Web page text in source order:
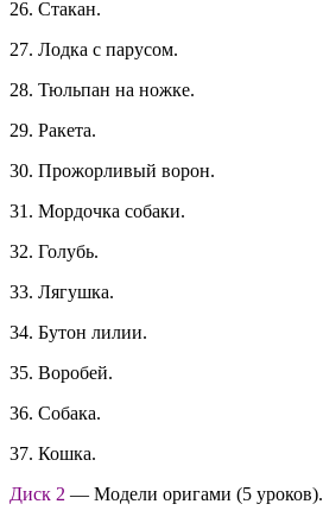
26. Стакан.
27. Лодка с парусом.
28. Тюльпан на ножке.
29. Ракета.
30. Прожорливый ворон.
31. Мордочка собаки.
32. Голубь.
33. Лягушка.
34. Бутон лилии.
35. Воробей.
36. Собака.
37. Кошка.
Диск 2 — Модели оригами (5 уроков).